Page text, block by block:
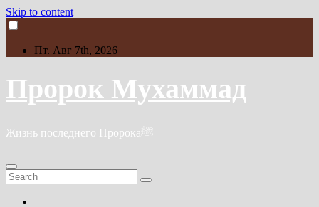
Skip to content
Пт. Авг 7th, 2026
Пророк Мухаммад
Жизнь последнего Пророкаﷺ